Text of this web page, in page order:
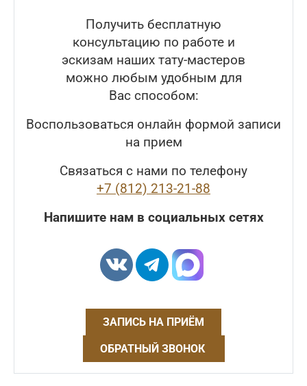
Получить бесплатную
консультацию по работе и
эскизам наших тату-мастеров
можно любым удобным для
Вас способом:
Воспользоваться онлайн формой записи
на прием
Связаться с нами по телефону
+7 (812) 213-21-88
Напишите нам в социальных сетях
ЗАПИСЬ НА ПРИЁМ
ОБРАТНЫЙ ЗВОНОК